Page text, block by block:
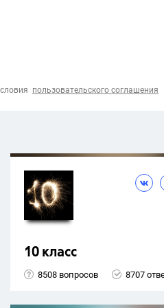
пользовательского соглашения
10 класс
8508 вопросов 8707